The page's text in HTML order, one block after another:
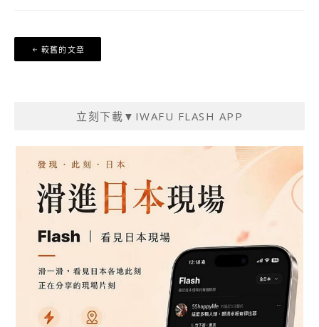
章
較舊的文章
立刻下載▼IWAFU FLASH APP